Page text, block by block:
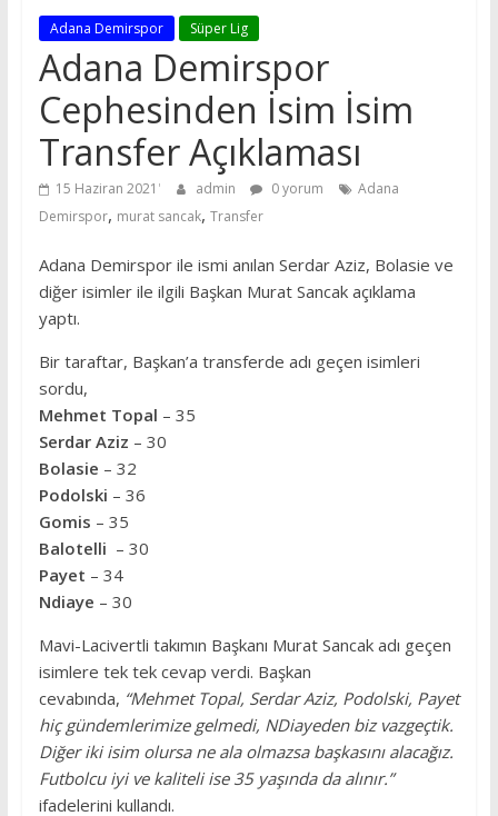
Adana Demirspor Süper Lig
Adana Demirspor
Cephesinden İsim İsim
Transfer Açıklaması
15 Haziran 2021 admin 0 yorum
Adana
Demirspor, murat sancak, Transfer
Adana Demirspor ile ismi anılan Serdar Aziz, Bolasie ve
diğer isimler ile ilgili Başkan Murat Sancak açıklama
yaptı.
Bir taraftar, Başkan’a transferde adı geçen isimleri
sordu,
Mehmet Topal – 35
Serdar Aziz – 30
Bolasie – 32
Podolski – 36
Gomis – 35
Balotelli – 30
Payet – 34
Ndiaye – 30
Mavi-Lacivertli takımın Başkanı Murat Sancak adı geçen
isimlere tek tek cevap verdi. Başkan
cevabında, “Mehmet Topal, Serdar Aziz, Podolski, Payet
hiç gündemlerimize gelmedi, NDiayeden biz vazgeçtik.
Diğer iki isim olursa ne ala olmazsa başkasını alacağız.
Futbolcu iyi ve kaliteli ise 35 yaşında da alınır.”
ifadelerini kullandı.